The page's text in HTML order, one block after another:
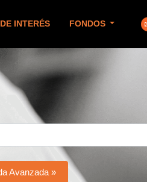
INTERÉS FONDOS
Avanzada »